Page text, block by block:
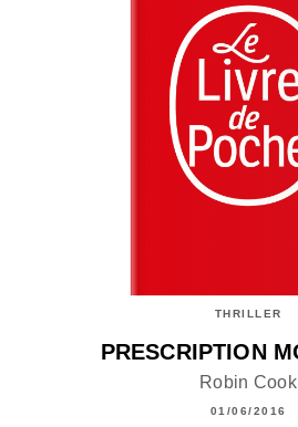
THRILLER
PRESCRIPTION
Robin Cook
01/06/2016